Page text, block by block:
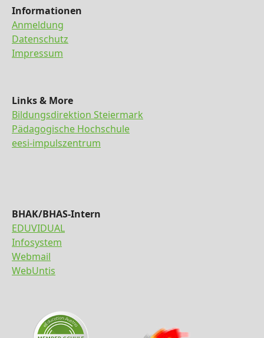
Informationen
Anmeldung
Datenschutz
Impressum
Links & More
Bildungsdirektion Steiermark
Pädagogische Hochschule
eesi-impulszentrum
BHAK/BHAS-Intern
EDUVIDUAL
Infosystem
Webmail
WebUntis